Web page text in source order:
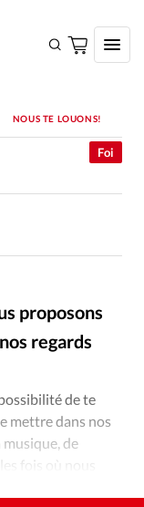
NOUS TE LOUONS!
proposons
regards
Foi
de te
mettre dans nos
de
fois où nous